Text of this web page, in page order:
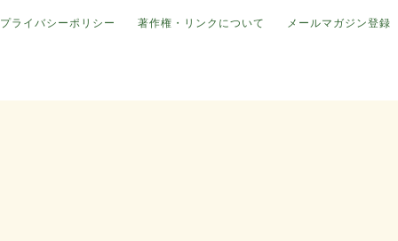
プライバシーポリシー 著作権・リンクについて メールマガジン登録